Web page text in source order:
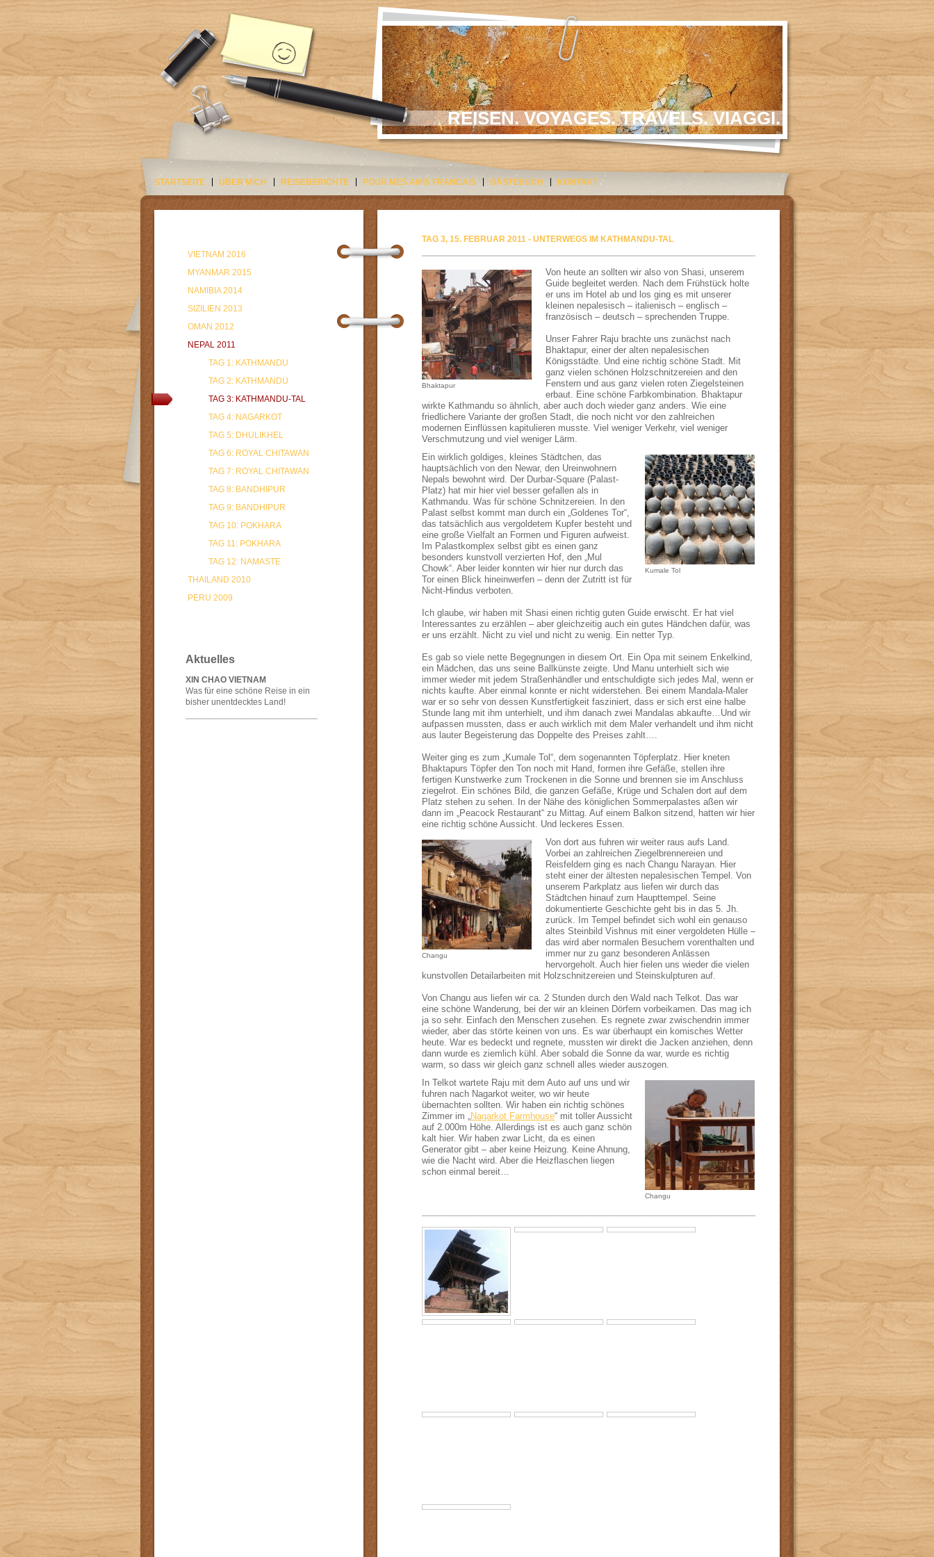
REISEN. VOYAGES. TRAVELS. VIAGGI.
STARTSEITE ÜBER MICH REISEBERICHTE POUR MES AMIS FRANCAIS GÄSTEBUCH KONTAKT
TAG 3, 15. FEBRUAR 2011 - UNTERWEGS IM KATHMANDU-TAL
Bhaktapur
Von heute an sollten wir also von Shasi, unserem
Guide begleitet werden. Nach dem Frühstück holte
er uns im Hotel ab und los ging es mit unserer
kleinen nepalesisch – italienisch – englisch –
französisch – deutsch – sprechenden Truppe.
Unser Fahrer Raju brachte uns zunächst nach
Bhaktapur, einer der alten nepalesischen
Königsstädte. Und eine richtig schöne Stadt. Mit
ganz vielen schönen Holzschnitzereien and den
Fenstern und aus ganz vielen roten Ziegelsteinen
erbaut. Eine schöne Farbkombination. Bhaktapur
wirkte Kathmandu so ähnlich, aber auch doch wieder ganz anders. Wie eine
friedlichere Variante der großen Stadt, die noch nicht vor den zahlreichen
modernen Einflüssen kapitulieren musste. Viel weniger Verkehr, viel weniger
Verschmutzung und viel weniger Lärm.
Kumale Tol
Ein wirklich goldiges, kleines Städtchen, das
hauptsächlich von den Newar, den Ureinwohnern
Nepals bewohnt wird. Der Durbar-Square (Palast-
Platz) hat mir hier viel besser gefallen als in
Kathmandu. Was für schöne Schnitzereien. In den
Palast selbst kommt man durch ein „Goldenes Tor“,
das tatsächlich aus vergoldetem Kupfer besteht und
eine große Vielfalt an Formen und Figuren aufweist.
Im Palastkomplex selbst gibt es einen ganz
besonders kunstvoll verzierten Hof, den „Mul
Chowk“. Aber leider konnten wir hier nur durch das
Tor einen Blick hineinwerfen – denn der Zutritt ist für
Nicht-Hindus verboten.
Ich glaube, wir haben mit Shasi einen richtig guten Guide erwischt. Er hat viel
Interessantes zu erzählen – aber gleichzeitig auch ein gutes Händchen dafür, was
er uns erzählt. Nicht zu viel und nicht zu wenig. Ein netter Typ.
Es gab so viele nette Begegnungen in diesem Ort. Ein Opa mit seinem Enkelkind,
ein Mädchen, das uns seine Ballkünste zeigte. Und Manu unterhielt sich wie
immer wieder mit jedem Straßenhändler und entschuldigte sich jedes Mal, wenn er
nichts kaufte. Aber einmal konnte er nicht widerstehen. Bei einem Mandala-Maler
war er so sehr von dessen Kunstfertigkeit fasziniert, dass er sich erst eine halbe
Stunde lang mit ihm unterhielt, und ihm danach zwei Mandalas abkaufte…Und wir
aufpassen mussten, dass er auch wirklich mit dem Maler verhandelt und ihm nicht
aus lauter Begeisterung das Doppelte des Preises zahlt….
Weiter ging es zum „Kumale Tol“, dem sogenannten Töpferplatz. Hier kneten
Bhaktapurs Töpfer den Ton noch mit Hand, formen ihre Gefäße, stellen ihre
fertigen Kunstwerke zum Trockenen in die Sonne und brennen sie im Anschluss
ziegelrot. Ein schönes Bild, die ganzen Gefäße, Krüge und Schalen dort auf dem
Platz stehen zu sehen. In der Nähe des königlichen Sommerpalastes aßen wir
dann im „Peacock Restaurant“ zu Mittag. Auf einem Balkon sitzend, hatten wir hier
eine richtig schöne Aussicht. Und leckeres Essen.
Changu
Von dort aus fuhren wir weiter raus aufs Land.
Vorbei an zahlreichen Ziegelbrennereien und
Reisfeldern ging es nach Changu Narayan. Hier
steht einer der ältesten nepalesischen Tempel. Von
unserem Parkplatz aus liefen wir durch das
Städtchen hinauf zum Haupttempel. Seine
dokumentierte Geschichte geht bis in das 5. Jh.
zurück. Im Tempel befindet sich wohl ein genauso
altes Steinbild Vishnus mit einer vergoldeten Hülle –
das wird aber normalen Besuchern vorenthalten und
immer nur zu ganz besonderen Anlässen
hervorgeholt. Auch hier fielen uns wieder die vielen
kunstvollen Detailarbeiten mit Holzschnitzereien und Steinskulpturen auf.
Von Changu aus liefen wir ca. 2 Stunden durch den Wald nach Telkot. Das war
eine schöne Wanderung, bei der wir an kleinen Dörfern vorbeikamen. Das mag ich
ja so sehr. Einfach den Menschen zusehen. Es regnete zwar zwischendrin immer
wieder, aber das störte keinen von uns. Es war überhaupt ein komisches Wetter
heute. War es bedeckt und regnete, mussten wir direkt die Jacken anziehen, denn
dann wurde es ziemlich kühl. Aber sobald die Sonne da war, wurde es richtig
warm, so dass wir gleich ganz schnell alles wieder auszogen.
Changu
In Telkot wartete Raju mit dem Auto auf uns und wir
fuhren nach Nagarkot weiter, wo wir heute
übernachten sollten. Wir haben ein richtig schönes
Zimmer im „Nagarkot Farmhouse“ mit toller Aussicht
auf 2.000m Höhe. Allerdings ist es auch ganz schön
kalt hier. Wir haben zwar Licht, da es einen
Generator gibt – aber keine Heizung. Keine Ahnung,
wie die Nacht wird. Aber die Heizflaschen liegen
schon einmal bereit…
VIETNAM 2016
MYANMAR 2015
NAMIBIA 2014
SIZILIEN 2013
OMAN 2012
NEPAL 2011
TAG 1: KATHMANDU
TAG 2: KATHMANDU
TAG 3: KATHMANDU-TAL
TAG 4: NAGARKOT
TAG 5: DHULIKHEL
TAG 6: ROYAL CHITAWAN
TAG 7: ROYAL CHITAWAN
TAG 8: BANDHIPUR
TAG 9: BANDHIPUR
TAG 10: POKHARA
TAG 11: POKHARA
TAG 12: NAMASTE
THAILAND 2010
PERU 2009
Aktuelles
XIN CHAO VIETNAM
Was für eine schöne Reise in ein
bisher unentdecktes Land!